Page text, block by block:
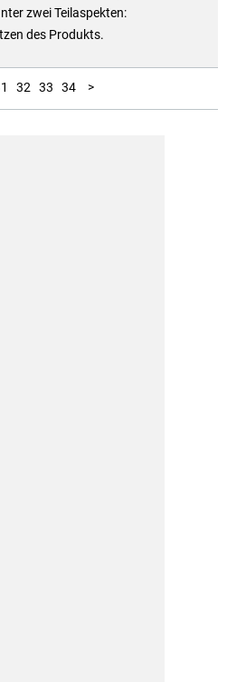
zwei Teilaspekten:
des Produkts.
32 33 34 >